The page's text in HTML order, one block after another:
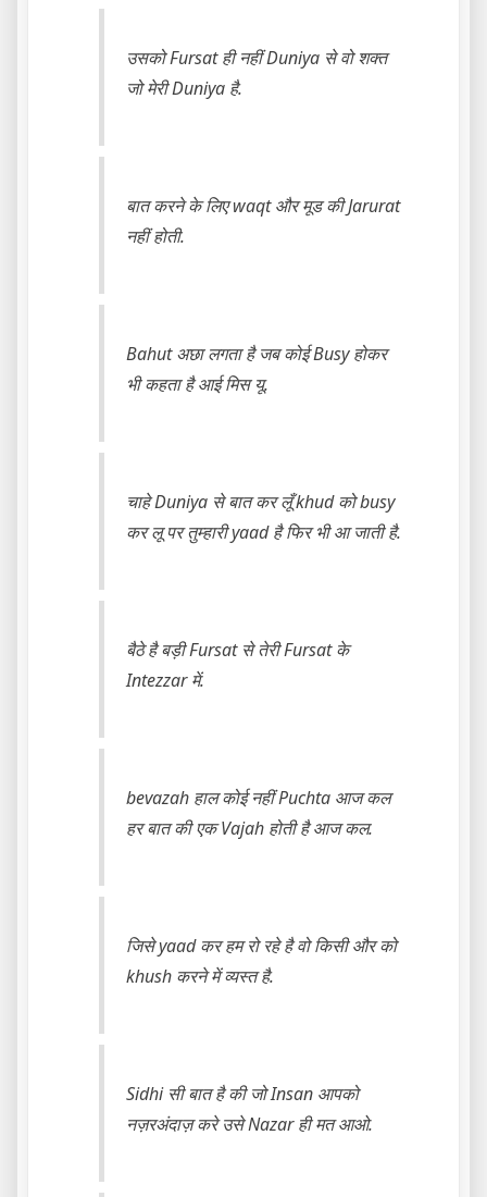
उसको Fursat ही नहीं Duniya से वो शक्त
जो मेरी Duniya है.
बात करने के लिए waqt और मूड की Jarurat
नहीं होती.
Bahut अछा लगता है जब कोई Busy होकर
भी कहता है आई मिस यू.
चाहे Duniya से बात कर लूँ khud को busy
कर लू पर तुम्हारी yaad है फिर भी आ जाती है.
बैठे है बड़ी Fursat से तेरी Fursat के
Intezzar में.
bevazah हाल कोई नहीं Puchta आज कल
हर बात की एक Vajah होती है आज कल.
जिसे yaad कर हम रो रहे है वो किसी और को
khush करने में व्यस्त है.
Sidhi सी बात है की जो Insan आपको
नज़रअंदाज़ करे उसे Nazar ही मत आओ.